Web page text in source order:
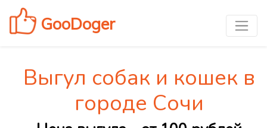
GooDoger
Выгул собак и кошек в
городе Сочи